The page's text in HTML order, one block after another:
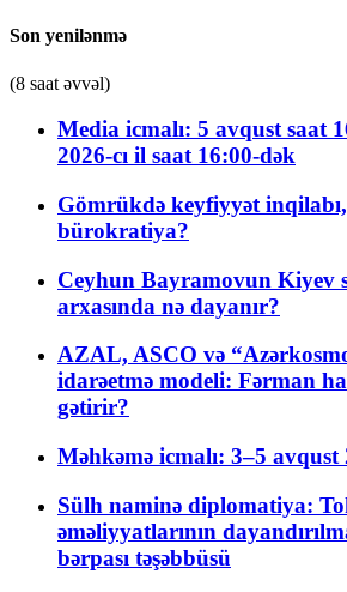
Son yenilənmə
(8 saat əvvəl)
Media icmalı: 5 avqust saat
2026-cı il saat 16:00-dək
Gömrükdə keyfiyyət
bürokratiya?
Ceyhun Bayramovun Kiyev
arxasında nə dayanır?
AZAL, ASCO və
idarəetmə modeli: Fərman
gətirir?
Məhkəmə icmalı: 3–5 avqust
Sülh naminə diplomatiya:
əməliyyatlarının
bərpası təşəbbüsü